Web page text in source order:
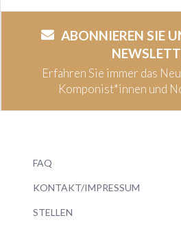
ABONNIEREN SIE
Erfahren Sie immer das
Komponist*innen und
FAQ
KONTAKT/IMPRESSUM
STELLEN